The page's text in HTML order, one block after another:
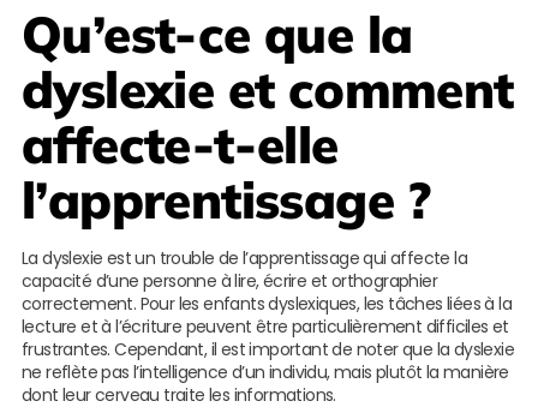
Qu’est-ce que la
dyslexie et comment
affecte-t-elle
l’apprentissage ?
La dyslexie est un trouble de l’apprentissage qui affecte la
capacité d’une personne à lire, écrire et orthographier
correctement. Pour les enfants dyslexiques, les tâches liées à la
lecture et à l’écriture peuvent être particulièrement difficiles et
frustrantes. Cependant, il est important de noter que la dyslexie
ne reflète pas l’intelligence d’un individu, mais plutôt la manière
dont leur cerveau traite les informations.